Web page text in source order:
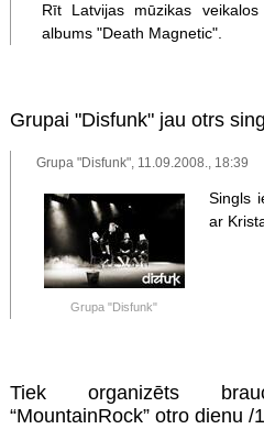
Rīt Latvijas mūzikas
albums "Death Magnetic".
Grupai "Disfunk" jau otrs
Grupa "Disfunk", 11.09.2008., 18:39
Grupa "Disfunk"
Singls
ar
Tiek organizēts
“MountainRock” otro dienu /1